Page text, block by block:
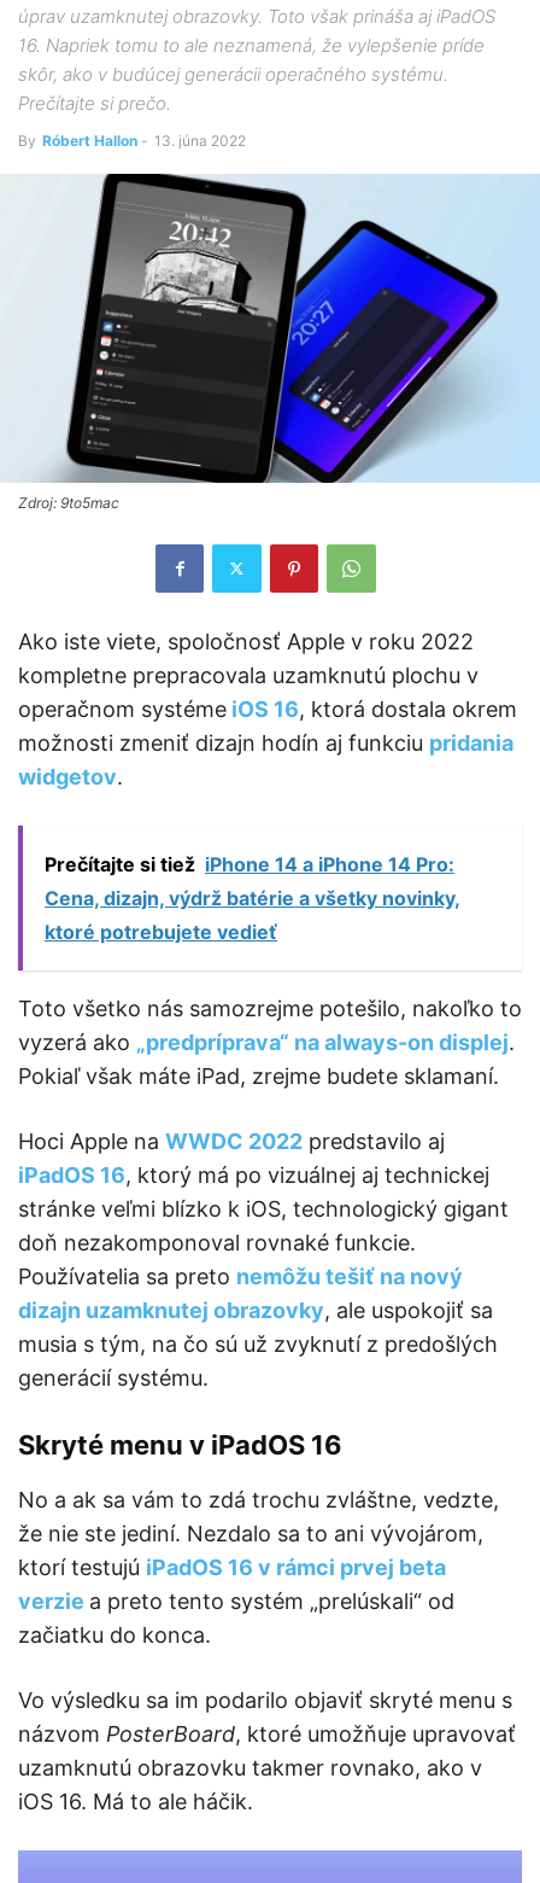
úprav uzamknutej obrazovky. Toto však prináša aj iPadOS
16. Napriek tomu to ale neznamená, že vylepšenie príde
skôr, ako v budúcej generácii operačného systému.
Prečítajte si prečo.
By Róbert Hallon - 13. júna 2022
Zdroj: 9to5mac
Ako iste viete, spoločnosť Apple v roku 2022
kompletne prepracovala uzamknutú plochu v
operačnom systéme iOS 16, ktorá dostala okrem
možnosti zmeniť dizajn hodín aj funkciu pridania
widgetov.
Prečítajte si tiež iPhone 14 a iPhone 14 Pro:
Cena, dizajn, výdrž batérie a všetky novinky,
ktoré potrebujete vedieť
Toto všetko nás samozrejme potešilo, nakoľko to
vyzerá ako „predpríprava“ na always-on displej.
Pokiaľ však máte iPad, zrejme budete sklamaní.
Hoci Apple na WWDC 2022 predstavilo aj
iPadOS 16, ktorý má po vizuálnej aj technickej
stránke veľmi blízko k iOS, technologický gigant
doň nezakomponoval rovnaké funkcie.
Používatelia sa preto nemôžu tešiť na nový
dizajn uzamknutej obrazovky, ale uspokojiť sa
musia s tým, na čo sú už zvyknutí z predošlých
generácií systému.
Skryté menu v iPadOS 16
No a ak sa vám to zdá trochu zvláštne, vedzte,
že nie ste jediní. Nezdalo sa to ani vývojárom,
ktorí testujú iPadOS 16 v rámci prvej beta
verzie a preto tento systém „prelúskali“ od
začiatku do konca.
Vo výsledku sa im podarilo objaviť skryté menu s
názvom PosterBoard, ktoré umožňuje upravovať
uzamknutú obrazovku takmer rovnako, ako v
iOS 16. Má to ale háčik.